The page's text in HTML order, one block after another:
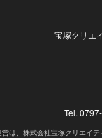
宝塚クリエ
Tel.
は、株式会社宝塚クリエイ